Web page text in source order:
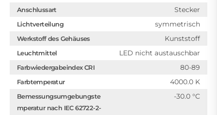
Anschlussart Stecker
Lichtverteilung symmetrisch
Werkstoff des Gehäuses Kunststoff
Leuchtmittel LED nicht austauschbar
Farbwiedergabeindex CRI 80-89
Farbtemperatur 4000.0 K
Bemessungsumgebungste
mperatur nach IEC 62722-2-
-30.0 °C